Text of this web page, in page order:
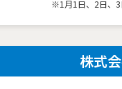
※1月1日、2日、3
株式